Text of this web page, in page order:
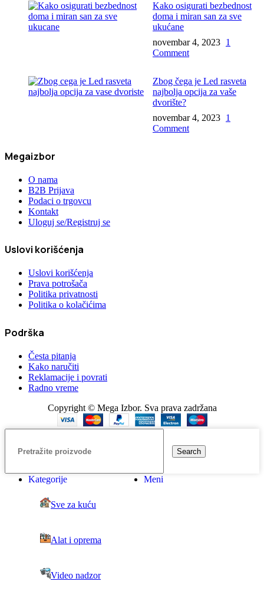
Kako osigurati bezbednost
doma i miran san za sve
ukućane
novembar 4, 2023 1
Comment
Zbog čega je Led rasveta
najbolja opcija za vaše
dvorište?
novembar 4, 2023 1
Comment
Megaizbor
O nama
B2B Prijava
Podaci o trgovcu
Kontakt
Uloguj se/Registruj se
Uslovi korišćenja
Uslovi korišćenja
Prava potrošača
Politika privatnosti
Politika o kolačićima
Podrška
Česta pitanja
Kako naručiti
Reklamacije i povrati
Radno vreme
Copyright © Mega Izbor. Sva prava zadržana
Search
Meni
Kategorije
Sve za kuću
Alat i oprema
Video nadzor